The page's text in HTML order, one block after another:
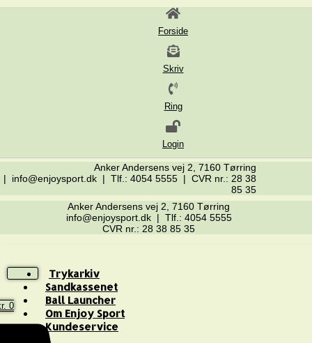
Forside
Skriv
Ring
Login
Anker Andersens vej 2, 7160 Tørring
| info@enjoysport.dk | Tlf.: 4054 5555 | CVR nr.: 28 38
85 35
Anker Andersens vej 2, 7160 Tørring
info@enjoysport.dk | Tlf.: 4054 5555
CVR nr.: 28 38 85 35
Trykarkiv
Sandkassenet
Ball Launcher
Om Enjoy Sport
Kundeservice
0